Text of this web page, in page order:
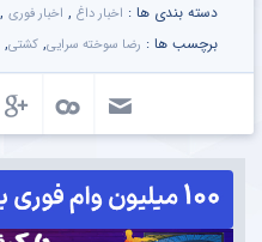
دسته بندی ها : اخبار داغ , اخبار فوری ,
برچسب ها : رضا سوخته سرایی, کشتی,